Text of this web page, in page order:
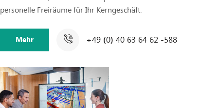
personelle Freiräume für Ihr Kerngeschäft.
Mehr +49 (0) 40 63 64 62 -588